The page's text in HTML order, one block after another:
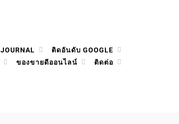
JOURNAL
ติดอันดับ GOOGLE
ของขายดีออนไลน์ ติดต่อ